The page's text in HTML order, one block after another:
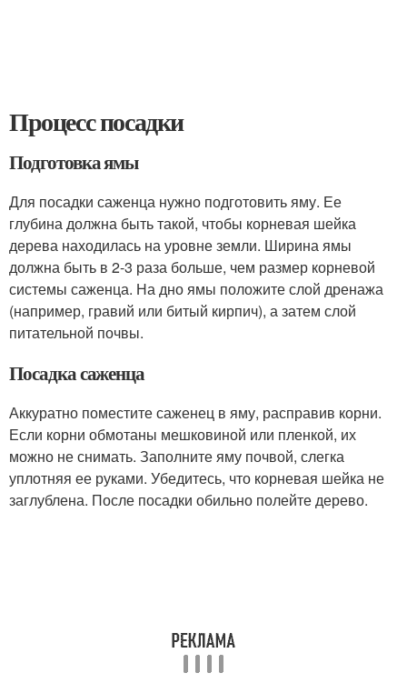
Процесс посадки
Подготовка ямы
Для посадки саженца нужно подготовить яму. Ее
глубина должна быть такой, чтобы корневая шейка
дерева находилась на уровне земли. Ширина ямы
должна быть в 2-3 раза больше, чем размер корневой
системы саженца. На дно ямы положите слой дренажа
(например, гравий или битый кирпич), а затем слой
питательной почвы.
Посадка саженца
Аккуратно поместите саженец в яму, расправив корни.
Если корни обмотаны мешковиной или пленкой, их
можно не снимать. Заполните яму почвой, слегка
уплотняя ее руками. Убедитесь, что корневая шейка не
заглублена. После посадки обильно полейте дерево.